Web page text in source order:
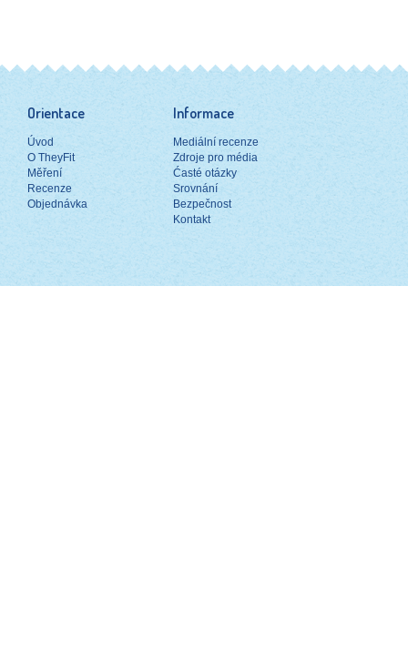
Orientace
Úvod
O TheyFit
Měření
Recenze
Objednávka
Informace
Mediální recenze
Zdroje pro média
Ćasté otázky
Srovnání
Bezpečnost
Kontakt